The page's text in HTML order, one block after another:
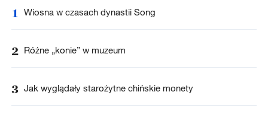
1 Wiosna w czasach dynastii Song
2 Różne „konie” w muzeum
3 Jak wyglądały starożytne chińskie monety